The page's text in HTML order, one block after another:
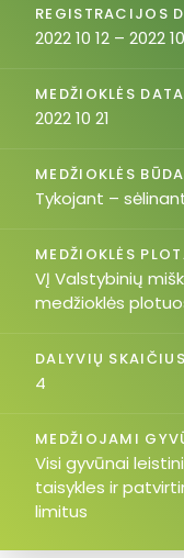
REGISTRACIJOS
2022 10 12 – 2022
MEDŽIOKLĖS DATA
2022 10 21
MEDŽIOKLĖS
Tykojant –
MEDŽIOKLĖS
VĮ Valstybinių
medžioklės
DALYVIŲ SKAIČIUS
4
MEDŽIOJAMI
Visi gyvūnai
taisykles ir
limitus